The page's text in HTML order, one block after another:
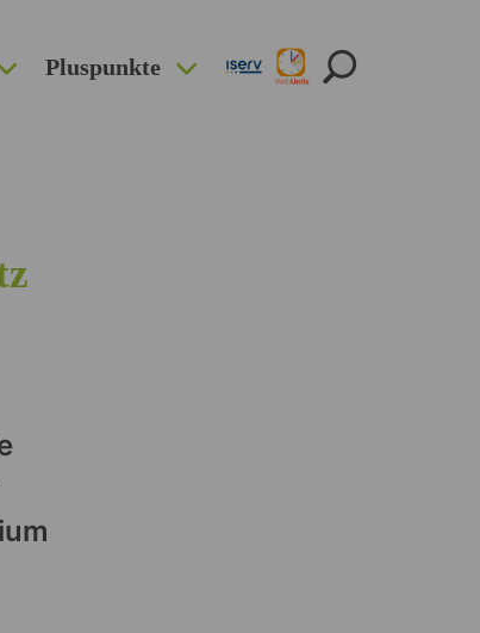
Pluspunkte